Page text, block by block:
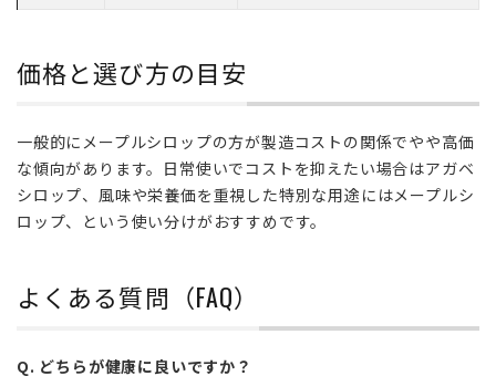
（FAQ）
価格と選び方の目安
一般的にメープルシロップの方が製造コストの関係でやや高価
な傾向があります。日常使いでコストを抑えたい場合はアガベ
シロップ、風味や栄養価を重視した特別な用途にはメープルシ
ロップ、という使い分けがおすすめです。
よくある質問（FAQ）
Q. どちらが健康に良いですか？